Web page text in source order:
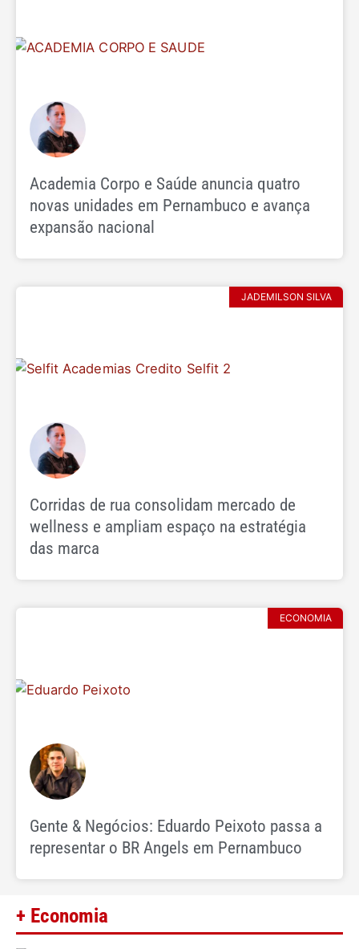
Academia Corpo e Saúde anuncia quatro
novas unidades em Pernambuco e avança
expansão nacional
JADEMILSON SILVA
Corridas de rua consolidam mercado de
wellness e ampliam espaço na estratégia
das marca
ECONOMIA
Gente & Negócios: Eduardo Peixoto passa a
representar o BR Angels em Pernambuco
+ Economia